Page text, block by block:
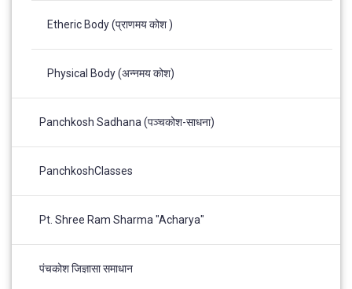
Etheric Body (प्राणमय कोश )
Physical Body (अन्नमय कोश)
Panchkosh Sadhana (पञ्चकोश-साधना)
PanchkoshClasses
Pt. Shree Ram Sharma "Acharya"
पंचकोश जिज्ञासा समाधान